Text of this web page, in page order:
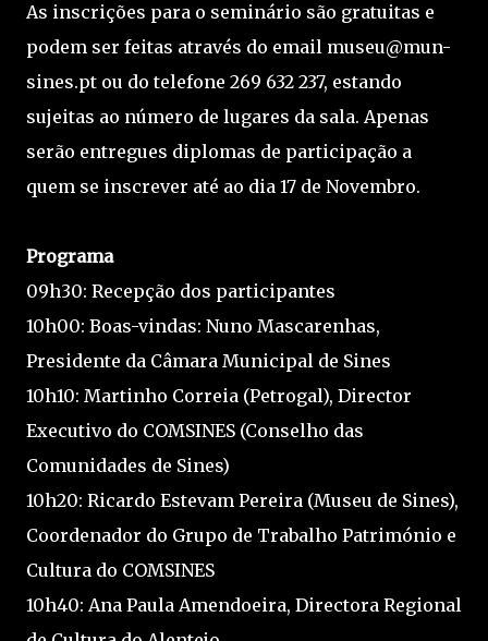
As inscrições para o seminário são gratuitas e
podem ser feitas através do email museu@mun-
sines.pt ou do telefone 269 632 237, estando
sujeitas ao número de lugares da sala. Apenas
serão entregues diplomas de participação a
quem se inscrever até ao dia 17 de Novembro.
Programa
09h30: Recepção dos participantes
10h00: Boas-vindas: Nuno Mascarenhas,
Presidente da Câmara Municipal de Sines
10h10: Martinho Correia (Petrogal), Director
Executivo do COMSINES (Conselho das
Comunidades de Sines)
10h20: Ricardo Estevam Pereira (Museu de Sines),
Coordenador do Grupo de Trabalho Património e
Cultura do COMSINES
10h40: Ana Paula Amendoeira, Directora Regional